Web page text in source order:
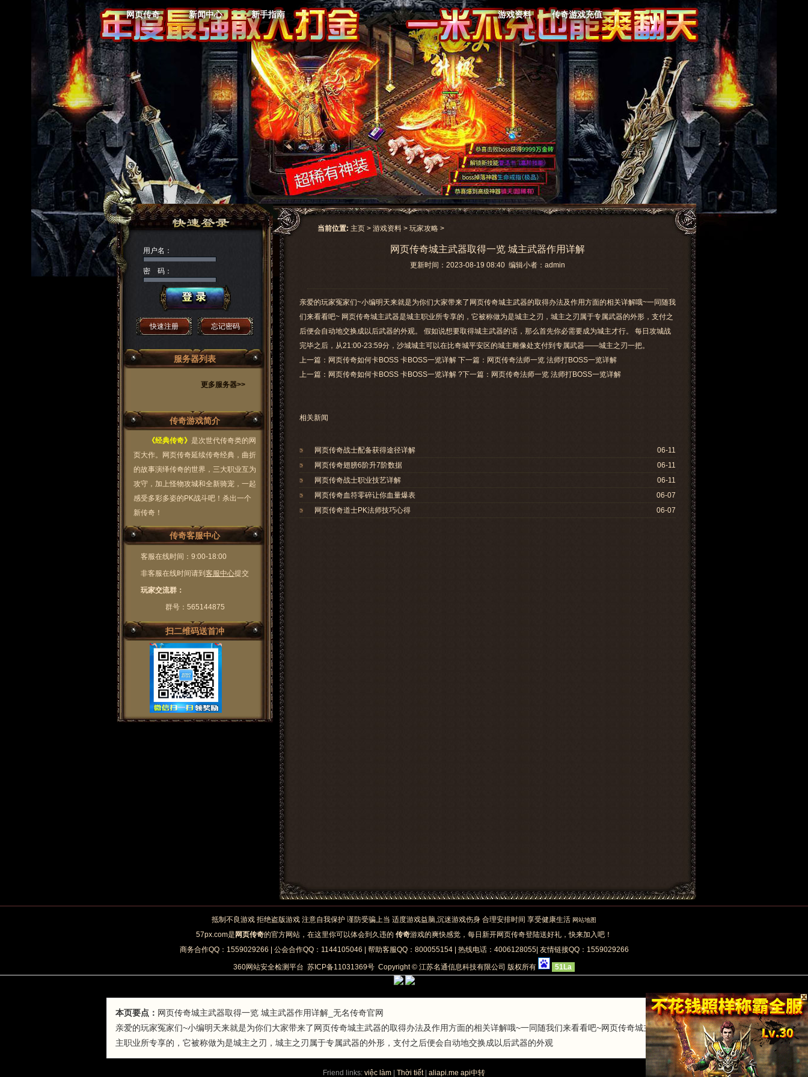
网页传奇 新闻中心 新手指南 游戏资料 传奇游戏充值
当前位置: 主页 > 游戏资料 > 玩家攻略 >
网页传奇城主武器取得一览 城主武器作用详解
更新时间：2023-08-19 08:40 编辑小者：admin
亲爱的玩家冤家们~小编明天来就是为你们大家带来了网页传奇城主武器的取得办法及作用方面的相关详解哦~一同随我
们来看看吧~ 网页传奇城主武器是城主职业所专享的，它被称做为是城主之刃，城主之刃属于专属武器的外形，支付之
后便会自动地交换成以后武器的外观。 假如说想要取得城主武器的话，那么首先你必需要成为城主才行。 每日攻城战
完毕之后，从21:00-23:59分，沙城城主可以在比奇城平安区的城主雕像处支付到专属武器——城主之刃一把。
上一篇：网页传奇如何卡BOSS 卡BOSS一览详解 下一篇：网页传奇法师一览 法师打BOSS一览详解
上一篇： 网页传奇如何卡BOSS 卡BOSS一览详解 ?下一篇： 网页传奇法师一览 法师打BOSS一览详解
相关新闻
06-11
网页传奇战士配备获得途径详解
06-11
网页传奇翅膀6阶升7阶数据
06-11
网页传奇战士职业技艺详解
06-07
网页传奇血符零碎让你血量爆表
06-07
网页传奇道士PK法师技巧心得
用户名：
密 码：
快速注册 忘记密码
服务器列表
更多服务器>>
传奇游戏简介
《经典传奇》 是次世代传奇类的网
页大作。网页传奇延续传奇经典，曲折
的故事演绎传奇的世界，三大职业互为
攻守，加上怪物攻城和全新骑宠，一起
感受多彩多姿的PK战斗吧！杀出一个
新传奇！
传奇客服中心
客服在线时间：9:00-18:00
非客服在线时间请到 客服中心提交
玩家交流群：
群号：565144875
扫二维码送首冲
抵制不良游戏 拒绝盗版游戏 注意自我保护 谨防受骗上当 适度游戏益脑,沉迷游戏伤身 合理安排时间 享受健康生活 网站地图
57px.com是 网页传奇的官方网站，在这里你可以体会到久违的 传奇游戏的爽快感觉，每日新开网页传奇登陆送好礼，快来加入吧！
商务合作QQ：1559029266 | 公会合作QQ：1144105046 | 帮助客服QQ：800055154 | 热线电话：4006128055| 友情链接QQ：1559029266
360网站安全检测平台 苏ICP备11031369号 Copyright © 江苏名通信息科技有限公司 版权所有 51La
本页要点： 网页传奇城主武器取得一览 城主武器作用详解_无名传奇官网
亲爱的玩家冤家们~小编明天来就是为你们大家带来了网页传奇城主武器的取得办法及作用方面的相关详解哦~一同随我们来看看吧~网页传奇城主武器是城
主职业所专享的，它被称做为是城主之刃，城主之刃属于专属武器的外形，支付之后便会自动地交换成以后武器的外观
Friend links: việc làm Thời tiết aliapi.me api中转